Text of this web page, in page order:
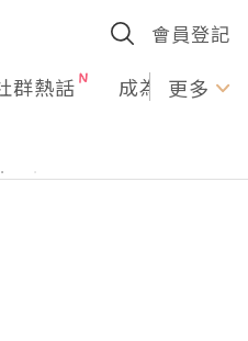
會員登記
群熱話 成為U更多